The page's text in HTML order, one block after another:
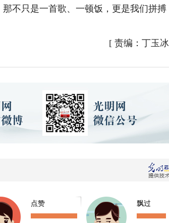
不只是一首歌、一顿饭，更是我们拼搏
[ 责编：丁玉冰
点赞 飘过